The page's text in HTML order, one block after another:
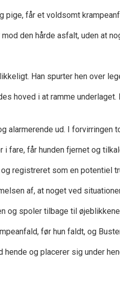
får et voldsomt
den hårde asfalt, uden at
Han spurter hen over
hoved i at ramme
alarmerende ud. I
fare, får hunden fjernet og
registreret som en potentiel
af, at noget ved
og spoler tilbage til
før hun faldt, og
og placerer sig under